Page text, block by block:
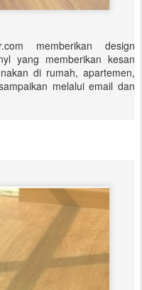
memberikan design
yang memberikan kesan
di rumah, apartemen,
melalui email dan